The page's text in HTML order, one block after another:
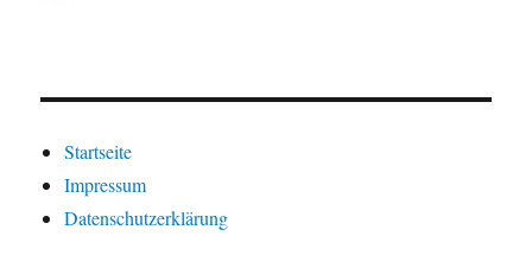
Startseite
Impressum
Datenschutzerklärung